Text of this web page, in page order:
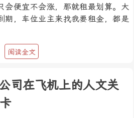
会便宜不会涨，那就租最划算。大
期，车位业主来找我要租金，都是
阅读全文
司在飞机上的人文关